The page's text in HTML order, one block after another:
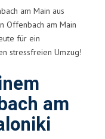
am Main aus
Offenbach am Main
für ein
stressfreien Umzug!
am